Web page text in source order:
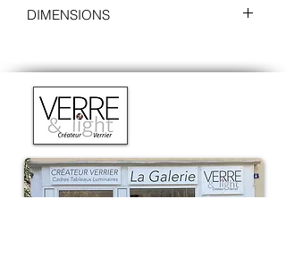
DIMENSIONS
Longueur : 22 cm
Hauteur : 17 cm
Profondeur : 0.5 cm
Avec cadre:
Longueur : 26,5 cm
Hauteur : 21,5 cm
Profondeur : 4,5 cm